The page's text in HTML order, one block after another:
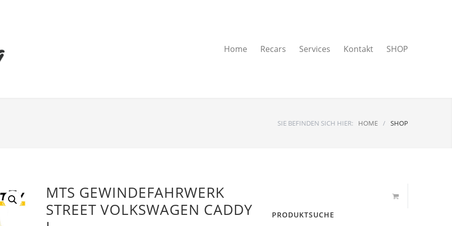
Home Recars Services Kontakt SHOP
SIE BEFINDEN SICH HIER: HOME / SHOP
MTS GEWINDEFAHRWERK
STREET VOLKSWAGEN CADDY
PRODUKTSUCHE